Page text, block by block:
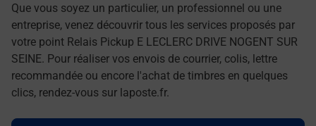
Que vous soyez un particulier, un professionnel ou une
entreprise, venez découvrir tous les services proposés par
votre point Relais Pickup E LECLERC DRIVE NOGENT SUR
SEINE. Pour réaliser vos envois de courrier, colis, lettre
recommandée ou encore l'achat de timbres en quelques
clics, rendez-vous sur laposte.fr.